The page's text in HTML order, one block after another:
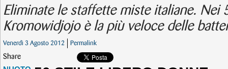
Eliminate le staffette miste italiane. Nei
Kromowidjojo è la più veloce delle
Venerdì 3 Agosto 2012 Permalink
Share